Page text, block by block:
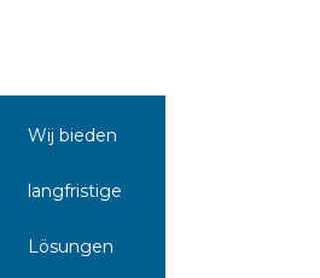
Wij bieden
langfristige
Lösungen